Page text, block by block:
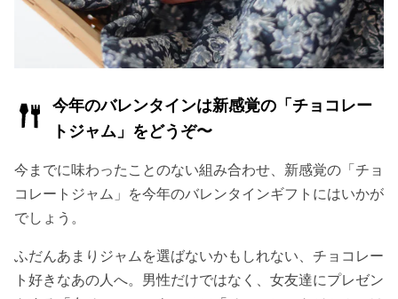
今年のバレンタインは新感覚の「チョコレー
トジャム」をどうぞ〜
今までに味わったことのない組み合わせ、新感覚の「チョ
コレートジャム」を今年のバレンタインギフトにはいかが
でしょう。
ふだんあまりジャムを選ばないかもしれない、チョコレー
ト好きなあの人へ。男性だけではなく、女友達にプレゼン